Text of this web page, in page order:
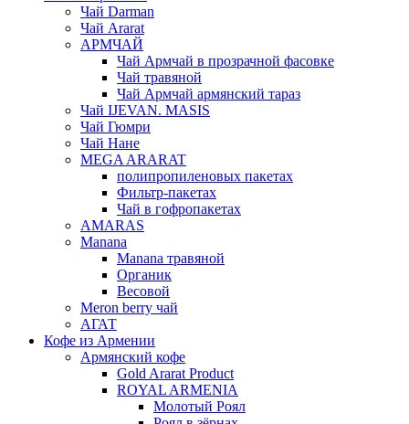
Чай Darman
Чай Ararat
АРМЧАЙ
Чай Армчай в прозрачной фасовке
Чай травяной
Чай Армчай армянский тараз
Чай IJEVAN. MASIS
Чай Гюмри
Чай Нане
MEGA ARARAT
полипропиленовых пакетах
Фильтр-пакетах
Чай в гофропакетах
AMARAS
Manana
Manana травяной
Органик
Весовой
Meron berry чай
АГАТ
Кофе из Армении
Армянский кофе
Gold Ararat Product
ROYAL ARMENIA
Молотый Роял